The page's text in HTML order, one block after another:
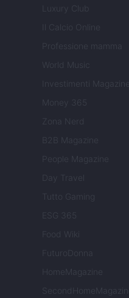
Luxury Club
Il Calcio Online
Professione mamma
World Music
Investimenti Magazine
Money 365
Zona Nerd
B2B Magazine
People Magazine
Day Travel
Tutto Gaming
ESG 365
Food Wiki
FuturoDonna
HomeMagazine
SecondHomeMagazine